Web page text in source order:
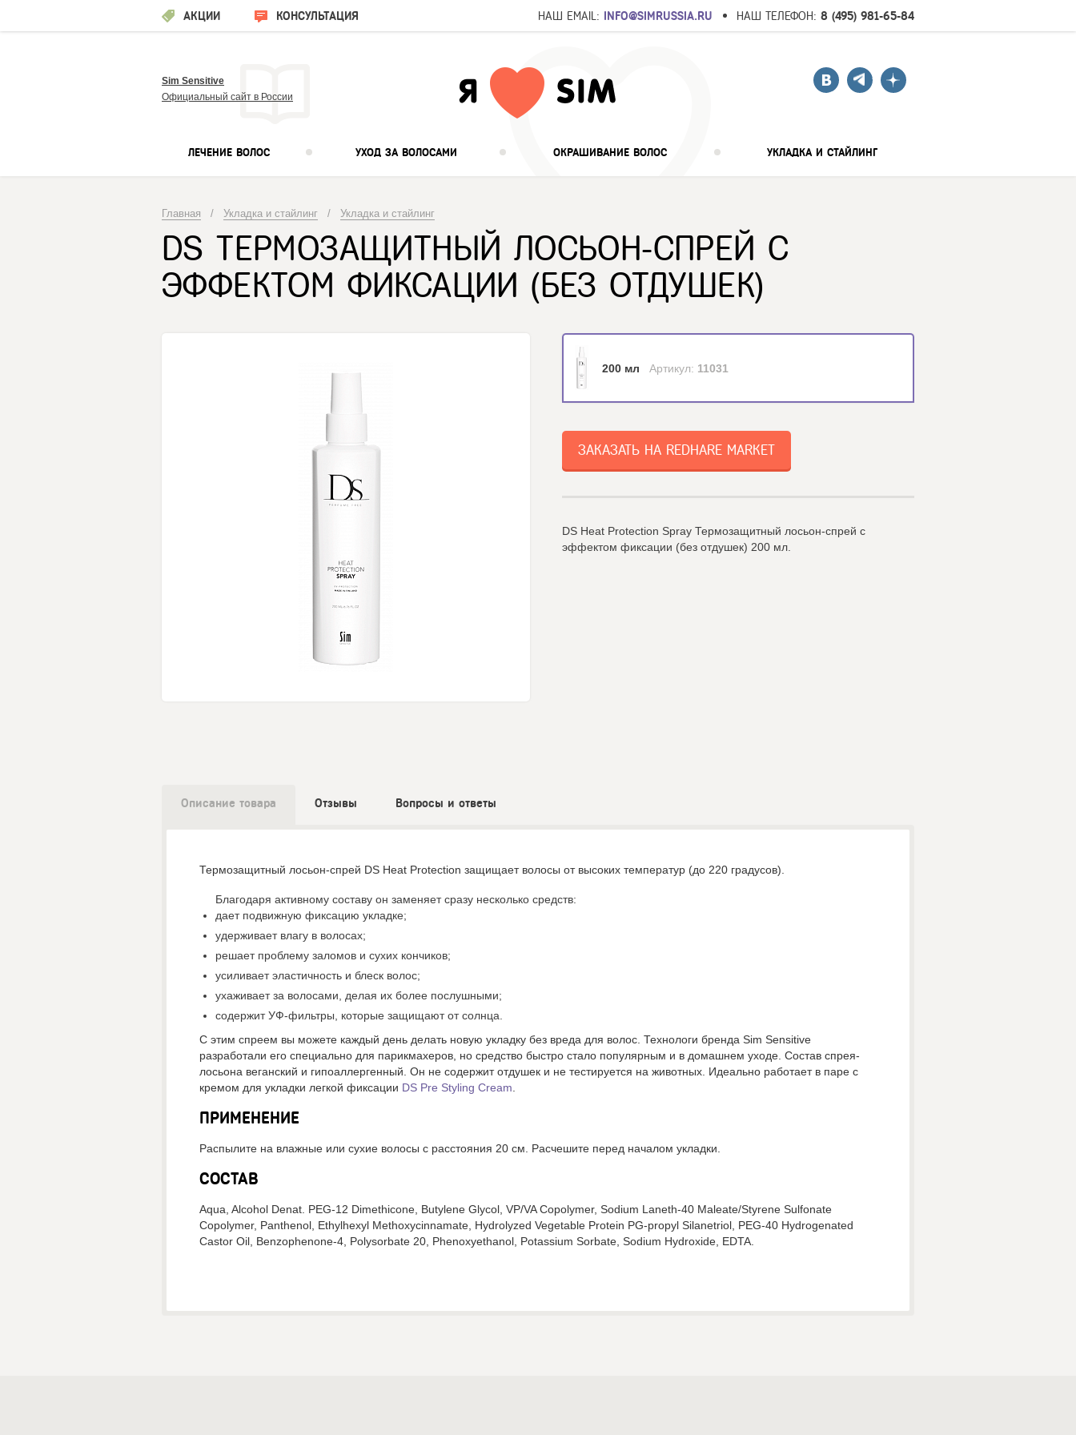
АКЦИИ КОНСУЛЬТАЦИЯ НАШ ТЕЛЕФОН: 8 (495) 981-65-84
НАШ EMAIL: INFO@SIMRUSSIA.RU
Sim Sensitive
Официальный сайт в России
ЛЕЧЕНИЕ ВОЛОС УХОД ЗА ВОЛОСАМИ ОКРАШИВАНИЕ ВОЛОС УКЛАДКА И СТАЙЛИНГ
Главная / Укладка и стайлинг / Укладка и стайлинг
DS ТЕРМОЗАЩИТНЫЙ ЛОСЬОН-СПРЕЙ С
ЭФФЕКТОМ ФИКСАЦИИ (БЕЗ ОТДУШЕК)
200 мл Артикул: 11031
ЗАКАЗАТЬ НА REDHARE MARKET
DS Heat Protection Spray Термозащитный лосьон-спрей с
эффектом фиксации (без отдушек) 200 мл.
Описание товара Отзывы Вопросы и ответы
Термозащитный лосьон-спрей DS Heat Protection защищает волосы от высоких температур (до 220 градусов).
Благодаря активному составу он заменяет сразу несколько средств:
дает подвижную фиксацию укладке;
удерживает влагу в волосах;
решает проблему заломов и сухих кончиков;
усиливает эластичность и блеск волос;
ухаживает за волосами, делая их более послушными;
содержит УФ-фильтры, которые защищают от солнца.
С этим спреем вы можете каждый день делать новую укладку без вреда для волос. Технологи бренда Sim Sensitive
разработали его специально для парикмахеров, но средство быстро стало популярным и в домашнем уходе. Состав спрея-
лосьона веганский и гипоаллергенный. Он не содержит отдушек и не тестируется на животных. Идеально работает в паре с
кремом для укладки легкой фиксации DS Pre Styling Cream
ПРИМЕНЕНИЕ
Распылите на влажные или сухие волосы с расстояния 20 см. Расчешите перед началом укладки.
СОСТАВ
Aqua, Alcohol Denat. PEG-12 Dimethicone, Butylene Glycol, VP/VA Copolymer, Sodium Laneth-40 Maleate/Styrene Sulfonate
Copolymer, Panthenol, Ethylhexyl Methoxycinnamate, Hydrolyzed Vegetable Protein PG-propyl Silanetriol, PEG-40 Hydrogenated
Castor Oil, Benzophenone-4, Polysorbate 20, Phenoxyethanol, Potassium Sorbate, Sodium Hydroxide, EDTA.